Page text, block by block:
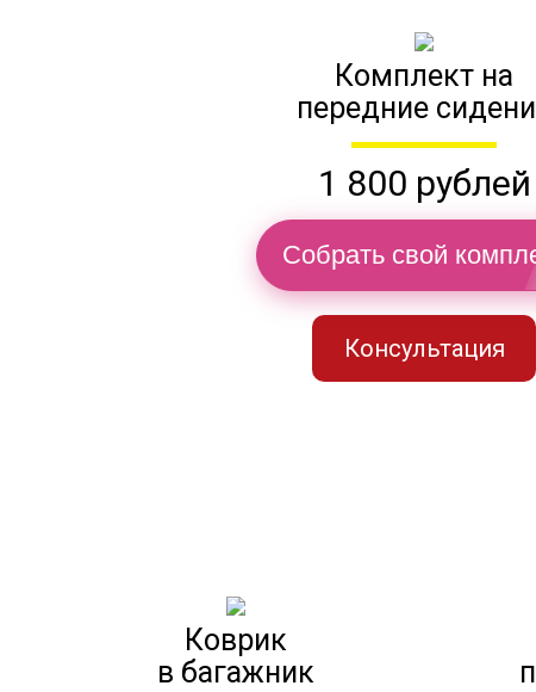
Комплект на
передние
1 800 рублей
Собрать свой
Консультация
Коврик
в багажник